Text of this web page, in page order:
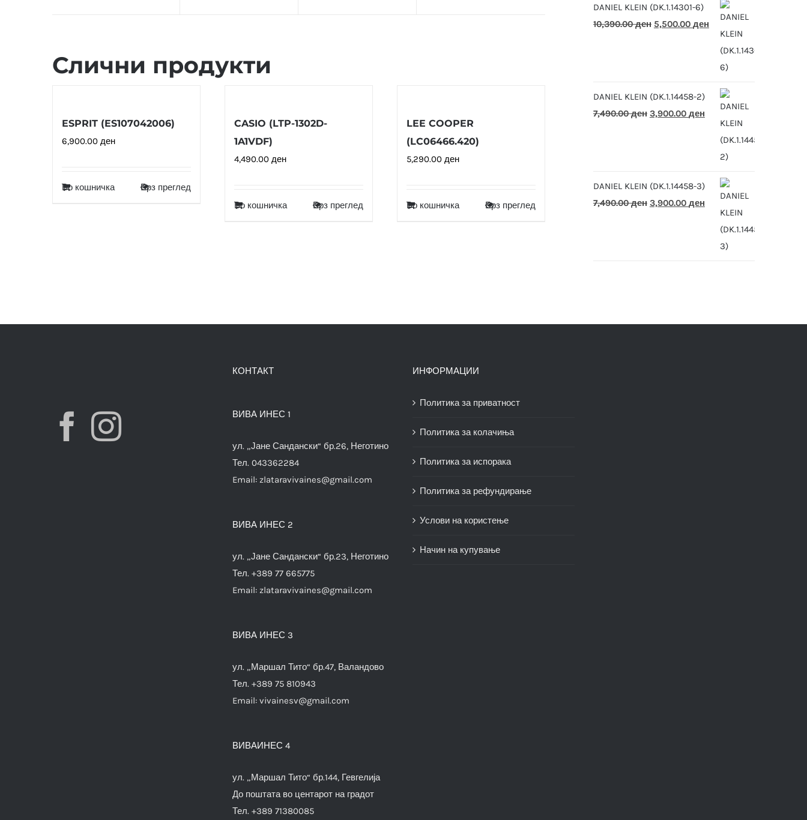
Слични продукти
ESPRIT (ES107042006)
6,900.00 ден
Во кошничка Брз преглед
CASIO (LTP-1302D-
1A1VDF)
4,490.00 ден
Во кошничка Брз преглед
LEE COOPER
(LC06466.420)
5,290.00 ден
Во кошничка Брз преглед
DANIEL KLEIN (DK.1.14301-6)
10,390.00ден Original
5,500.00 денCurrent
price
5,500.00 ден.
DANIEL KLEIN (DK.1.14458-2)
7,490.00ден Original
3,900.00 денCurrent
price
3,900.00 ден.
DANIEL KLEIN (DK.1.14458-3)
7,490.00ден Original
3,900.00 денCurrent
price
3,900.00 ден.
КОНТАКТ
ВИВА ИНЕС 1
ул. „Јане Сандански“ бр.26, Неготино
Тел. 043362284
Email: zlataravivaines@gmail.com
ВИВА ИНЕС 2
ул. „Јане Сандански“ бр.23, Неготино
Тел. +389 77 665775
Email: zlataravivaines@gmail.com
ВИВА ИНЕС 3
ул. „Маршал Тито“ бр.47, Валандово
Тел. +389 75 810943
Email: vivainesv@gmail.com
ВИВАИНЕС 4
ул. „Маршал Тито“ бр.144, Гевгелија
До поштата во центарот на градот
Тел. +389 71380085
ИНФОРМАЦИИ
Политика за приватност
Политика за колачиња
Политика за испорака
Политика за рефундирање
Услови на користење
Начин на купување